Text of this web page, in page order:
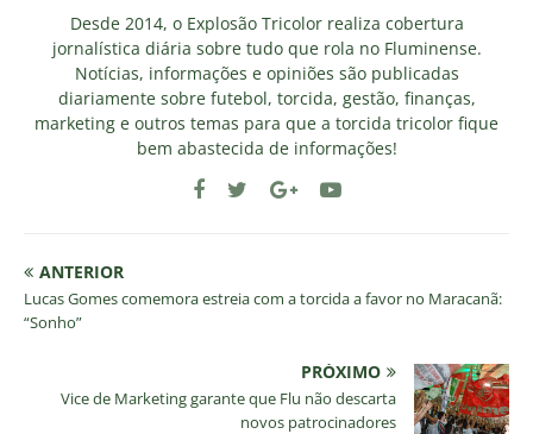
Desde 2014, o Explosão Tricolor realiza cobertura
jornalística diária sobre tudo que rola no Fluminense.
Notícias, informações e opiniões são publicadas
diariamente sobre futebol, torcida, gestão, finanças,
marketing e outros temas para que a torcida tricolor fique
bem abastecida de informações!
ANTERIOR
Lucas Gomes comemora estreia com a torcida a favor no Maracanã:
“Sonho”
PRÓXIMO
Vice de Marketing garante que Flu não descarta
novos patrocinadores